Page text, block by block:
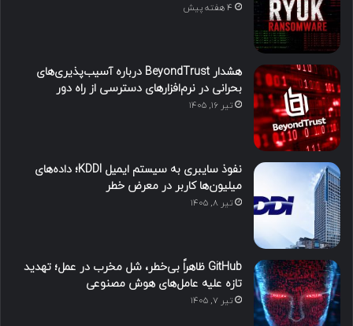
4 هفته پیش
هشدار BeyondTrust درباره آسیب‌پذیری‌های
بحرانی در نرم‌افزارهای دسترسی از راه دور
تیر ۱۶, ۱۴۰۵
نفوذ سایبری به سیستم ایمیل KDDI؛ داده‌های
میلیون‌ها کاربر در معرض خطر
تیر ۸, ۱۴۰۵
GitHub ظاهراً بی‌خطر، شل مخرب در عمل؛ تهدید
تازه علیه عامل‌های هوش مصنوعی
تیر ۷, ۱۴۰۵